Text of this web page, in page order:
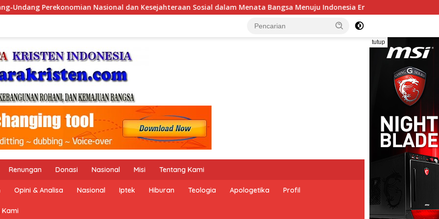
Sosial dalam Menata Bangsa Menuju Indonesia Emas 2045”, Pemerintah Indonesia dan Perserikatan
tutup
Renungan Donasi Nasional Misi Tentang Kami
Opini & Analisa Nasional Iptek Hiburan Teologia Apologetika Profil
Kami